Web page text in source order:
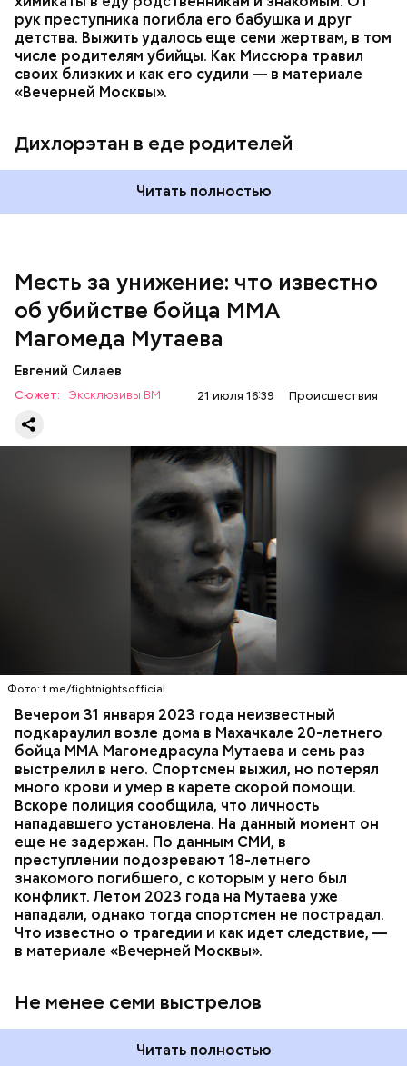
рук преступника погибла его бабушка и друг
детства. Выжить удалось еще семи жертвам, в том
числе родителям убийцы. Как Миссюра травил
своих близких и как его судили — в материале
«Вечерней Москвы».
Дихлорэтан в еде родителей
Читать полностью
Месть за унижение: что известно
об убийстве бойца ММА
Магомеда Мутаева
Евгений Силаев
Сюжет: Эксклюзивы ВМ 21 июля 16:39 Происшествия
Фото: t.me/fightnightsofficial
Вечером 31 января 2023 года неизвестный
подкараулил возле дома в Махачкале 20-летнего
бойца ММА Магомедрасула Мутаева и семь раз
выстрелил в него. Спортсмен выжил, но потерял
много крови и умер в карете скорой помощи.
Вскоре полиция сообщила, что личность
нападавшего установлена. На данный момент он
еще не задержан. По данным СМИ, в
преступлении подозревают 18-летнего
знакомого погибшего, с которым у него был
конфликт. Летом 2023 года на Мутаева уже
нападали, однако тогда спортсмен не пострадал.
Что известно о трагедии и как идет следствие, —
в материале «Вечерней Москвы».
Не менее семи выстрелов
Вечером 31 января Мутаев возвращался домой с
тренировки. Во дворе жилого дома на улице
Гапцахской в Махачкале на бойца напал
неизвестный. Он выскочил из подъезда, выстрелил
Очевидцы трагедии вызвали полицию и скорую
помощь, однако врачи оказались бессильны —
пострадавший умер по пути в больницу.
двум статьям: «Убийство» и «Незаконный оборот
оружия». Расследование уголовного дела
контроль
России Александр Бастрыкин.
— Личность подозреваемого установлена,
полицией принимаются меры к задержанию, —
Республике Дагестан.
Читать полностью
СПОРТ СЛЕДСТВЕННЫЙ КОМИТЕТ
ММА
РЕСПУБЛИКА ДАГЕСТАН
СМЕРТЬ